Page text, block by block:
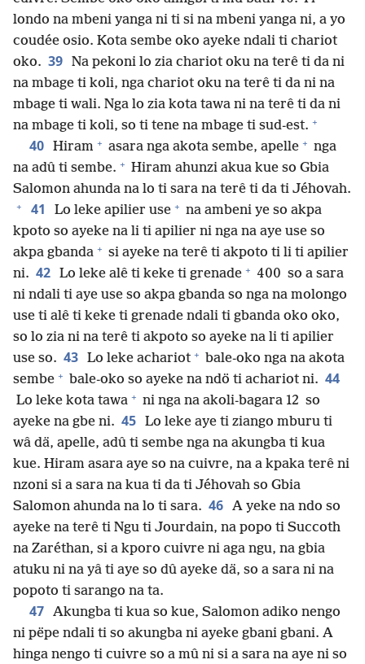
londo na mbeni yanga ni ti si na mbeni yanga ni, a yo
coudée osio. Kota sembe oko ayeke ndali ti chariot
oko. 39 Na pekoni lo zia chariot oku na terê ti da ni
na mbage ti koli, nga chariot oku na terê ti da ni na
mbage ti wali. Nga lo zia kota tawa ni na terê ti da ni
na mbage ti koli, so ti tene na mbage ti sud-est. +
40 Hiram + asara nga akota sembe, apelle + nga
na adû ti sembe. + Hiram ahunzi akua kue so Gbia
Salomon ahunda na lo ti sara na terê ti da ti Jéhovah.
+ 41 Lo leke apilier use + na ambeni ye so akpa
kpoto so ayeke na li ti apilier ni nga na aye use so
akpa gbanda + si ayeke na terê ti akpoto ti li ti apilier
ni. 42 Lo leke alê ti keke ti grenade + 400 so a sara
ni ndali ti aye use so akpa gbanda so nga na molongo
use ti alê ti keke ti grenade ndali ti gbanda oko oko,
so lo zia ni na terê ti akpoto so ayeke na li ti apilier
use so. 43 Lo leke achariot + bale-oko nga na akota
sembe + bale-oko so ayeke na ndö ti achariot ni. 44
Lo leke kota tawa + ni nga na akoli-bagara 12 so
ayeke na gbe ni. 45 Lo leke aye ti ziango mburu ti
wâ dä, apelle, adû ti sembe nga na akungba ti kua
kue. Hiram asara aye so na cuivre, na a kpaka terê ni
nzoni si a sara na kua ti da ti Jéhovah so Gbia
Salomon ahunda na lo ti sara. 46 A yeke na ndo so
ayeke na terê ti Ngu ti Jourdain, na popo ti Succoth
na Zaréthan, si a kporo cuivre ni aga ngu, na gbia
atuku ni na yâ ti aye so dû ayeke dä, so a sara ni na
popoto ti sarango na ta.
47 Akungba ti kua so kue, Salomon adiko nengo
ni pëpe ndali ti so akungba ni ayeke gbani gbani. A
hinga nengo ti cuivre so a mû ni si a sara na aye ni so